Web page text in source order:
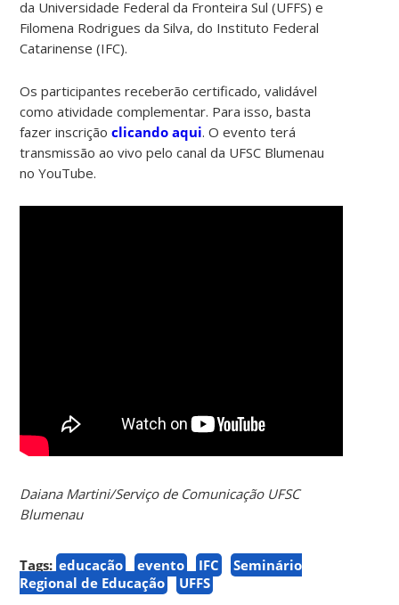
da Universidade Federal da Fronteira Sul (UFFS) e
Filomena Rodrigues da Silva, do Instituto Federal
Catarinense (IFC).
Os participantes receberão certificado, validável
como atividade complementar. Para isso, basta
fazer inscriçãoclicando aqui. O evento terá
transmissão ao vivo pelo canal da UFSC Blumenau
no YouTube.
Daiana Martini/Serviço de Comunicação UFSC
Blumenau
Tags: educação evento IFC
Seminário
Regional de Educação
UFFS